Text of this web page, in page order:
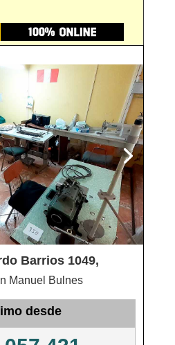
Barrios 1049,
Manuel Bulnes
desde